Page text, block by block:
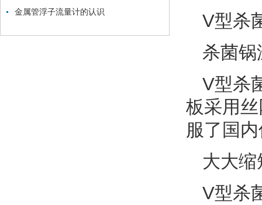
金属管浮子流量计的认识
V型杀
杀菌
V型杀
板采用
服了国
大大
V型杀